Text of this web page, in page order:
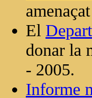
El
donar la
- 2005.
Informe